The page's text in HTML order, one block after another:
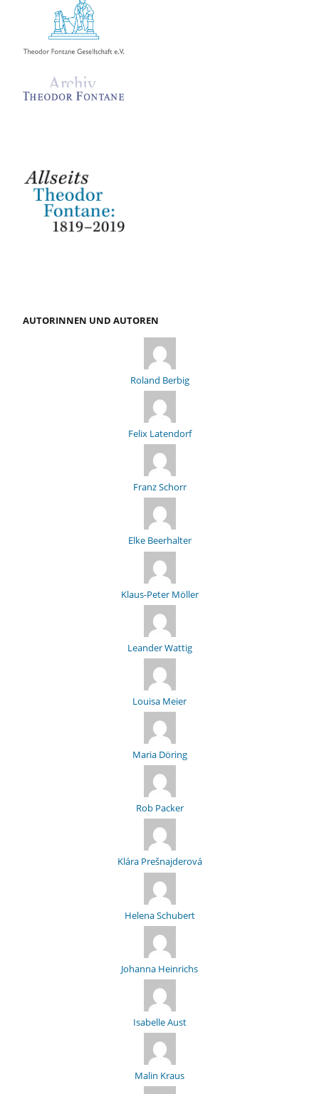
AUTORINNEN UND AUTOREN
Roland Berbig
Felix Latendorf
Franz Schorr
Elke Beerhalter
Klaus-Peter Möller
Leander Wattig
Louisa Meier
Maria Döring
Rob Packer
Klára Prešnajderová
Helena Schubert
Johanna Heinrichs
Isabelle Aust
Malin Kraus